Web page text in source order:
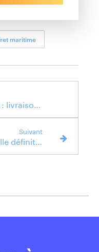
maritime
Suivant